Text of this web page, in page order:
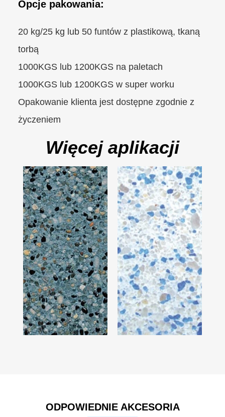
Opcje pakowania:
20 kg/25 kg lub 50 funtów z plastikową, tkaną
torbą
1000KGS lub 1200KGS na paletach
1000KGS lub 1200KGS w super worku
Opakowanie klienta jest dostępne zgodnie z
życzeniem
Więcej aplikacji
ODPOWIEDNIE AKCESORIA